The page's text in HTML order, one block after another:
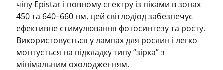
чіпу Epistar і повному спектру із піками в зонах
450 та 640–660 нм, цей світлодіод забезпечує
ефективне стимулювання фотосинтезу та росту.
Використовується у лампах для рослин і легко
монтується на підкладку типу “зірка” з
мінімальним охолодженням.